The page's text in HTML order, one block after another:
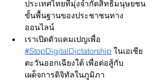
ประเทศไทยที่มุ่งจำกัดสิทธิมนุษยชน
ขั้นพื้นฐานของประชาชนทาง
ออนไลน์
เราเปิดตัวแคมเปญเพื่อ
#StopDigitalDictatorship ในเอเชีย
ตะวันออกเฉียงใต้ เพื่อต่อสู้กับ
เผด็จการดิจิทัลในภูมิภา